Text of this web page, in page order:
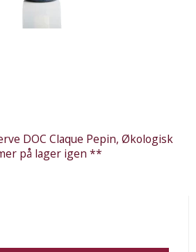
DOC Claque Pepin, Økologisk
på lager igen **